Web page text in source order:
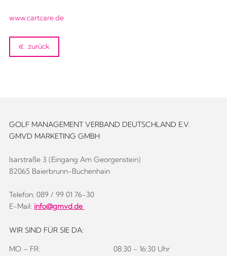
www.cartcare.de
zurück
GOLF MANAGEMENT VERBAND DEUTSCHLAND E.V.
GMVD MARKETING GMBH
Isarstraße 3 (Eingang Am Georgenstein)
82065 Baierbrunn-Buchenhain
Telefon: 089 / 99 01 76-30
E-Mail: info@gmvd.de
WIR SIND FÜR SIE DA:
MO – FR: 08:30 - 16:30 Uhr